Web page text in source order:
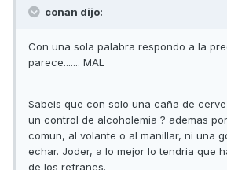
conan dijo:
Con una sola palabra respondo a la
parece....... MAL
Sabeis que con solo una caña de
un control de alcoholemia ? ademas
comun, al volante o al manillar, ni una
echar. Joder, a lo mejor lo tendria que
de los refranes.